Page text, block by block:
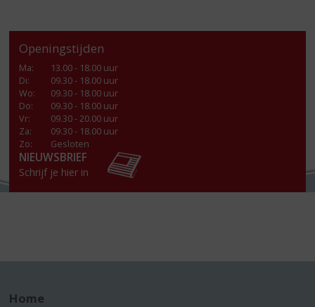
Openingstijden
Ma:
13.00 - 18.00 uur
Di:
09.30 - 18.00 uur
Wo:
09.30 - 18.00 uur
Do:
09.30 - 18.00 uur
Vr:
09.30 - 20.00 uur
Za:
09.30 - 18.00 uur
Zo:
Gesloten
NIEUWSBRIEF
Schrijf je hier in
Home